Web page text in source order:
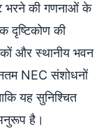
भरने की गणनाओं के
दृष्टिकोण की
और स्थानीय भवन
NEC संशोधनों
यह सुनिश्चित
है।